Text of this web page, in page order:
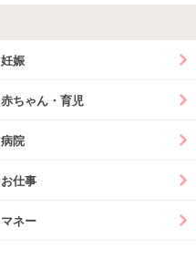
妊娠
赤ちゃん・育児
病院
お仕事
マネー